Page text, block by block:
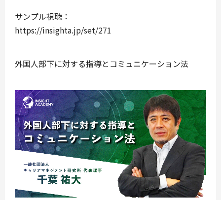
サンプル視聴：
https://insighta.jp/set/271
外国人部下に対する指導とコミュニケーション法